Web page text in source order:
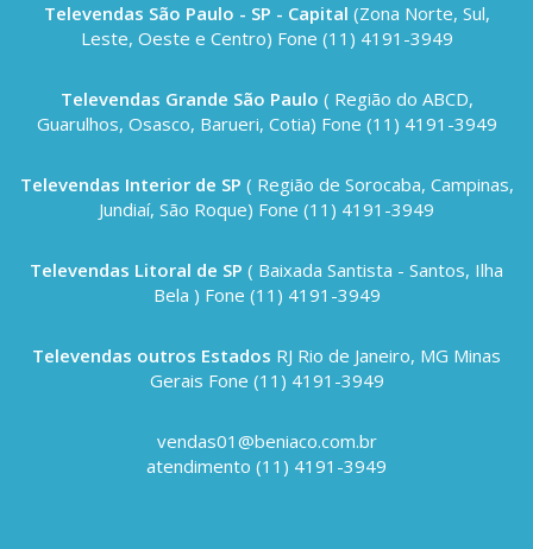
Televendas São Paulo - SP - Capital (Zona Norte, Sul,
Leste, Oeste e Centro) Fone (11) 4191-3949
Televendas Grande São Paulo ( Região do ABCD,
Guarulhos, Osasco, Barueri, Cotia) Fone (11) 4191-3949
Televendas Interior de SP ( Região de Sorocaba, Campinas,
Jundiaí, São Roque) Fone (11) 4191-3949
Televendas Litoral de SP ( Baixada Santista - Santos, Ilha
Bela ) Fone (11) 4191-3949
Televendas outros Estados RJ Rio de Janeiro, MG Minas
Gerais Fone (11) 4191-3949
vendas01@beniaco.com.br
atendimento (11) 4191-3949